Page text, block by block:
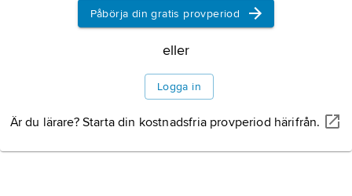
Påbörja din gratis provperiod
eller
Logga in
Är du lärare? Starta din kostnadsfria provperiod härifrån.